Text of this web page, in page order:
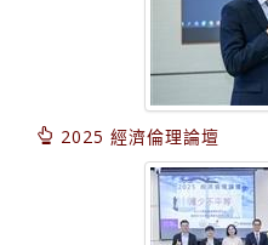
2025 經濟倫理論壇